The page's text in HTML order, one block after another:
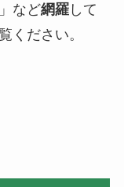
など網羅して
ください。